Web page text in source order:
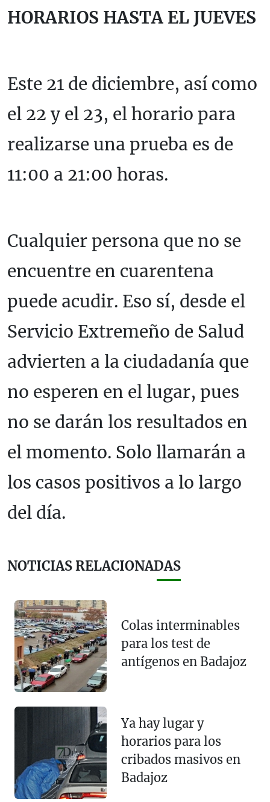
HORARIOS HASTA EL JUEVES
Este 21 de diciembre, así como
el 22 y el 23, el horario para
realizarse una prueba es de
11:00 a 21:00 horas.
Cualquier persona que no se
encuentre en cuarentena
puede acudir. Eso sí, desde el
Servicio Extremeño de Salud
advierten a la ciudadanía que
no esperen en el lugar, pues
no se darán los resultados en
el momento. Solo llamarán a
los casos positivos a lo largo
del día.
NOTICIAS RELACIONADAS
Colas interminables
para los test de
antígenos en Badajoz
Ya hay lugar y
horarios para los
cribados masivos en
Badajoz